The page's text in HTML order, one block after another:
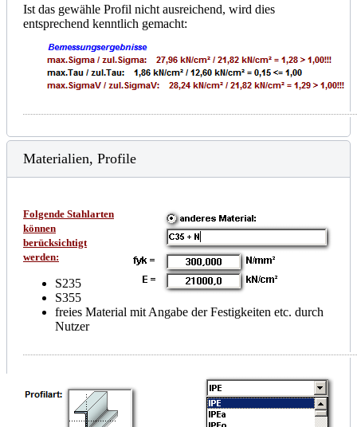
Ist das gewähle Profil nicht ausreichend, wird dies
entsprechend kenntlich gemacht:
Materialien, Profile
Folgende Stahlarten
können
berücksichtigt
werden:
S235
S355
freies Material mit Angabe der Festigkeiten etc. durch
Nutzer